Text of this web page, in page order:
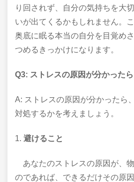
り回されず、自分の気持ちを大
いが出てくるかもしれません。
奥底に眠る本当の自分を目覚め
つめるきっかけになります。
Q3: ストレスの原因が分かった
A: ストレスの原因が分かったら
対処するかを考えましょう。
1. 避けること
あなたのストレスの原因が、
のであれば、できるだけその原